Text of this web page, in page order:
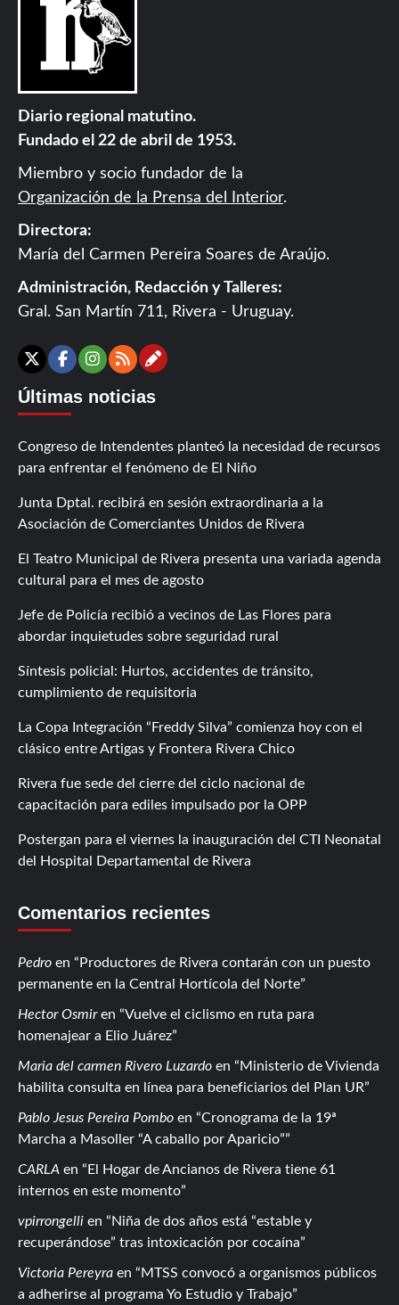
Diario regional matutino.
Fundado el 22 de abril de 1953.
Miembro y socio fundador de la
Organización de la Prensa del Interior.
Directora:
María del Carmen Pereira Soares de Araújo.
Administración, Redacción y Talleres:
Gral. San Martín 711, Rivera - Uruguay.
X Facebook
Instagram
RSSContáctanos
Últimas noticias
Congreso de Intendentes planteó la necesidad de recursos
para enfrentar el fenómeno de El Niño
Junta Dptal. recibirá en sesión extraordinaria a la
Asociación de Comerciantes Unidos de Rivera
El Teatro Municipal de Rivera presenta una variada agenda
cultural para el mes de agosto
Jefe de Policía recibió a vecinos de Las Flores para
abordar inquietudes sobre seguridad rural
Síntesis policial: Hurtos, accidentes de tránsito,
cumplimiento de requisitoria
La Copa Integración “Freddy Silva” comienza hoy con el
clásico entre Artigas y Frontera Rivera Chico
Rivera fue sede del cierre del ciclo nacional de
capacitación para ediles impulsado por la OPP
Postergan para el viernes la inauguración del CTI Neonatal
del Hospital Departamental de Rivera
Comentarios recientes
Pedro en
Productores de Rivera contarán con un puesto
permanente en la Central Hortícola del Norte
Hector Osmiren
Vuelve el ciclismo en ruta para
homenajear a Elio Juárez
Maria del carmen Rivero Luzardo en
Ministerio de Vivienda
habilita consulta en línea para beneficiarios del Plan UR
Pablo Jesus Pereira Pombo en
Cronograma de la 19ª
Marcha a Masoller “A caballo por Aparicio”
CARLA en
El Hogar de Ancianos de Rivera tiene 61
internos en este momento
vpirrongelli en
Niña de dos años está “estable y
recuperándose” tras intoxicación por cocaína
Victoria Pereyra en
MTSS convocó a organismos públicos
a adherirse al programa Yo Estudio y Trabajo